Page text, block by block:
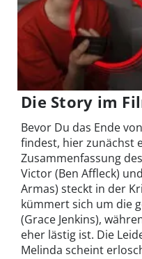
Die Story im
Bevor Du das Ende von
findest, hier zunächst
Zusammenfassung
Victor (Ben Affleck)
Armas) steckt in der
kümmert sich um die
(Grace Jenkins),
eher lästig ist. Die
Melinda scheint